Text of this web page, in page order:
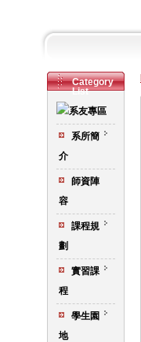
Category
List
系所簡
介
師資陣
容
課程規
劃
實習課
程
學生園
地